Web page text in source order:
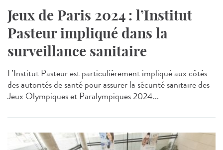
Jeux de Paris 2024 : l’Institut
Pasteur impliqué dans la
surveillance sanitaire
L’Institut Pasteur est particulièrement impliqué aux côtés
des autorités de santé pour assurer la sécurité sanitaire des
Jeux Olympiques et Paralympiques 2024...